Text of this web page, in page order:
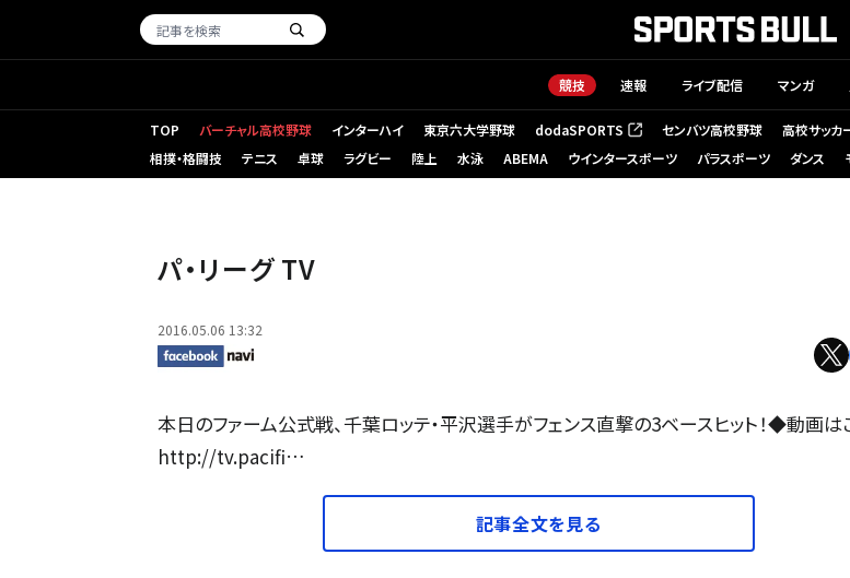
競技 速報 ライブ配信 マンガ
TOP バーチャル高校野球 インターハイ 東京六大学野球 dodaSPORTS
（新しいタブで開く） センバツ高校野球 高校サッカ
相撲・格闘技
テニス 卓球 ラグビー 陸上 水泳 ABEMA ウインタースポーツ パラスポーツ ダンス
パ・リーグ TV
2016.05.06 13:32
本日のファーム公式戦、千葉ロッテ・平沢選手がフェンス直撃の3ベースヒット！◆動画は
http://tv.pacifi…
記事全文を見る